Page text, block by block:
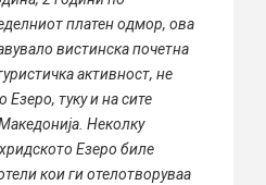
платен одмор, ова
вистинска почетна
активност, не
туку и на сите
Неколку
Езеро биле
кои ги отелотворуваа